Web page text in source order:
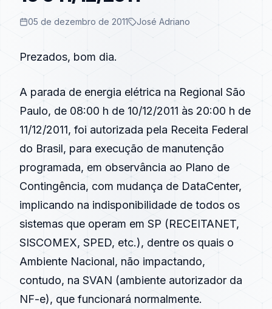
05 de dezembro de 2011 José Adriano
Prezados, bom dia.
A parada de energia elétrica na Regional São
Paulo, de 08:00 h de 10/12/2011 às 20:00 h de
11/12/2011, foi autorizada pela Receita Federal
do Brasil, para execução de manutenção
programada, em observância ao Plano de
Contingência, com mudança de DataCenter,
implicando na indisponibilidade de todos os
sistemas que operam em SP (RECEITANET,
SISCOMEX, SPED, etc.), dentre os quais o
Ambiente Nacional, não impactando,
contudo, na SVAN (ambiente autorizador da
NF-e), que funcionará normalmente.